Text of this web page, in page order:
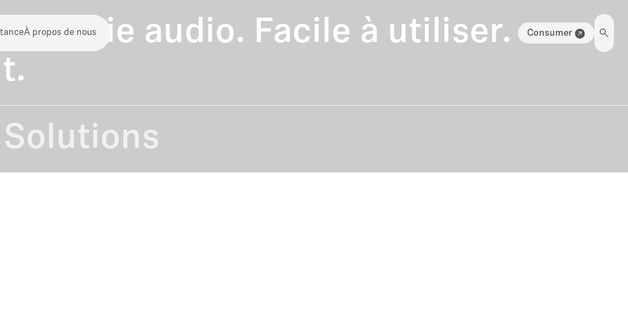
À propos de nous Consumer
audio. Facile à utiliser.